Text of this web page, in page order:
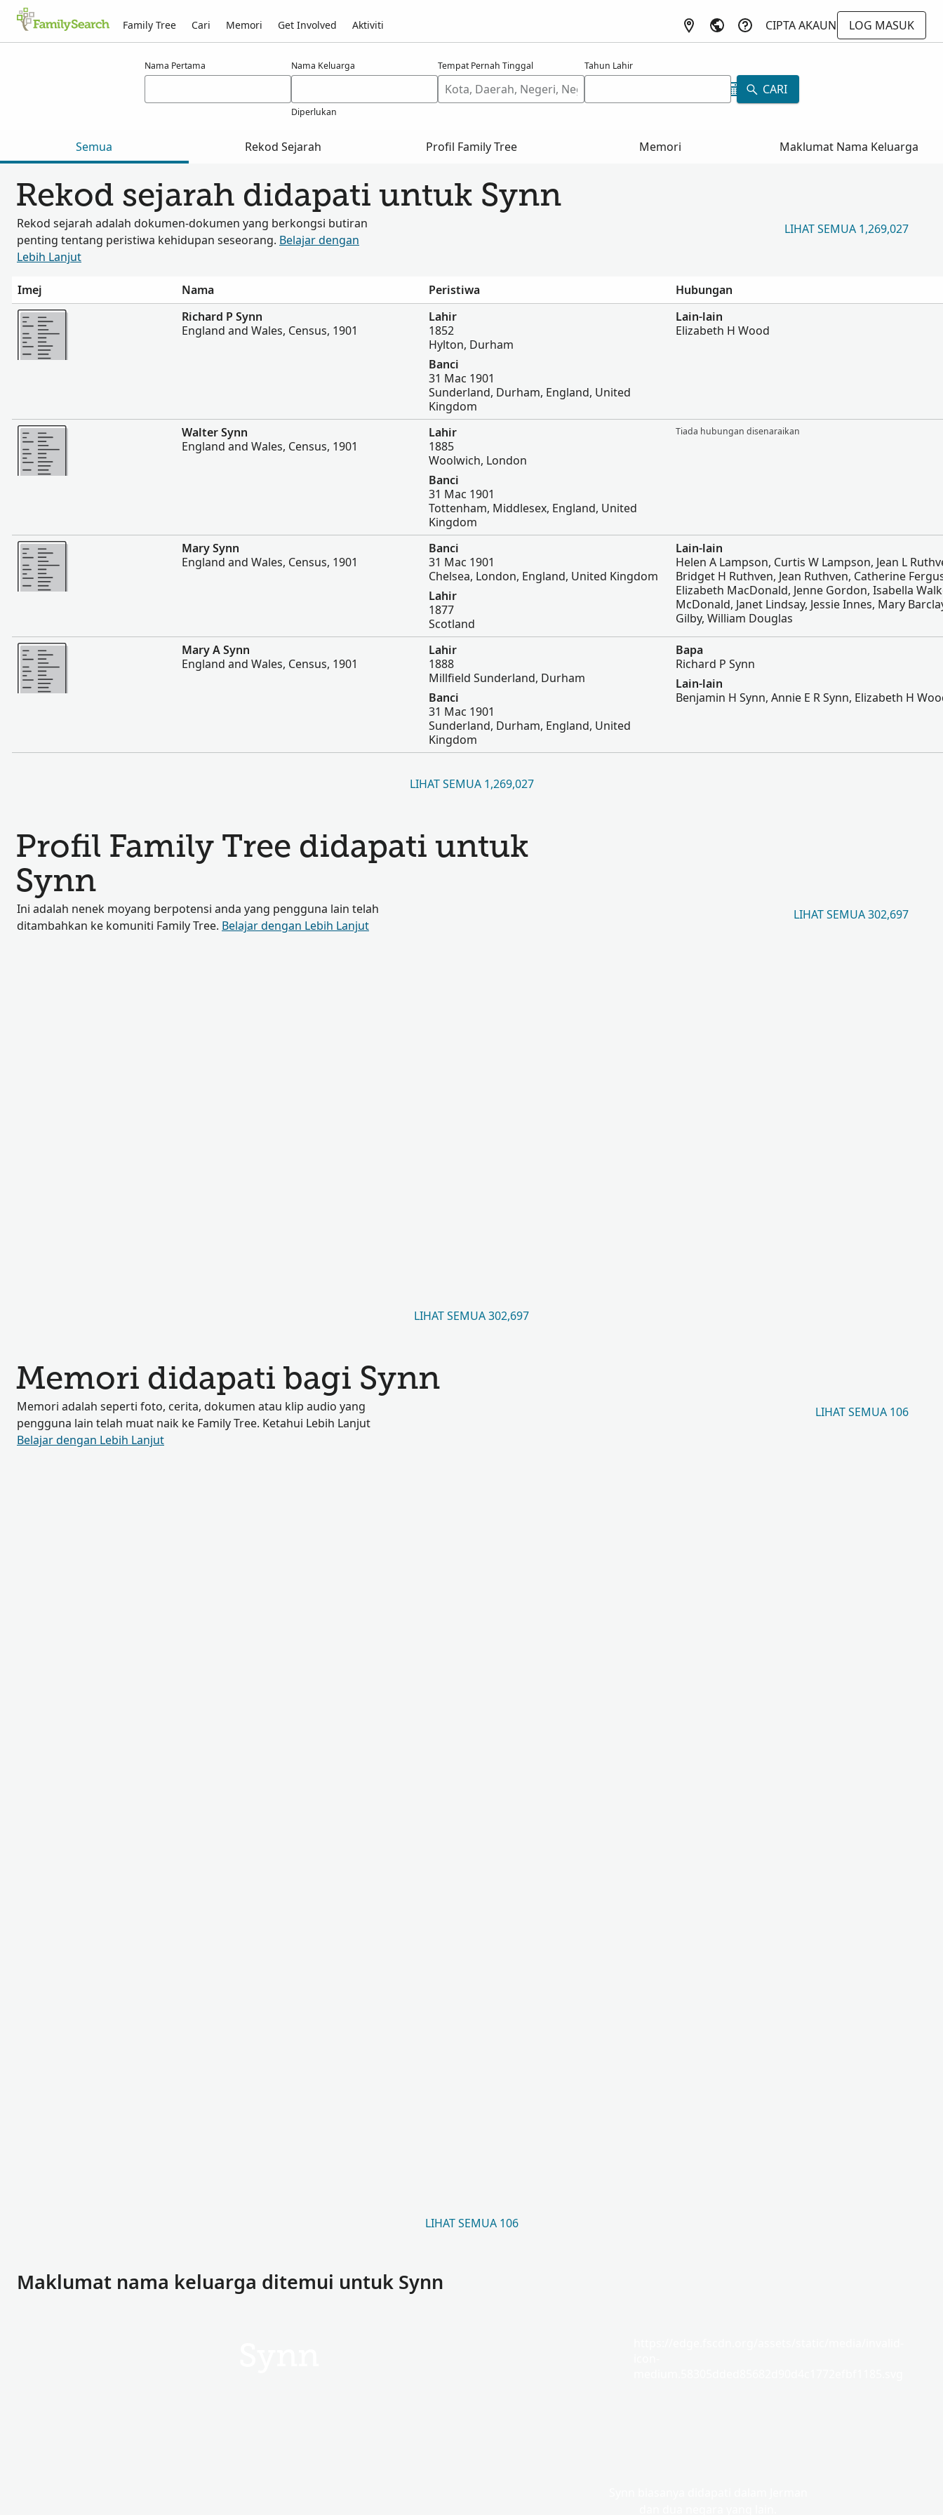
Family Tree Cari Memori Get Involved Aktiviti CIPTA AKAUN
LOG MASUK
Nama Pertama Nama Keluarga
Diperlukan
Tempat Pernah Tinggal Tahun Lahir
CARI
Semua Rekod Sejarah Profil Family Tree Memori Maklumat Nama Keluarga
Rekod sejarah didapati untuk Synn
Rekod sejarah adalah dokumen-dokumen yang berkongsi butiran
penting tentang peristiwa kehidupan seseorang. Belajar dengan
Lebih Lanjut
LIHAT SEMUA 1,269,027
Imej Nama Peristiwa
Hubungan
Lebih
Richard P Synn
England and Wales, Census, 1901
Lahir
1852
Hylton, Durham
Banci
31 Mac 1901
Sunderland, Durham, England, United
Kingdom
Lain-lain
Elizabeth H Wood
Lebih
Walter Synn
England and Wales, Census, 1901
Lahir
1885
Woolwich, London
Banci
31 Mac 1901
Tottenham, Middlesex, England, United
Kingdom
Tiada hubungan disenaraikan
Lebih
Mary Synn
England and Wales, Census, 1901
Banci
31 Mac 1901
Chelsea, London, England, United Kingdom
Lahir
1877
Scotland
Lain-lain
Helen A Lampson, Curtis W Lampson, Jean L
Bridget H Ruthven, Jean Ruthven, Catherine
Elizabeth MacDonald, Jenne Gordon, Isabella
McDonald, Janet Lindsay, Jessie Innes, Mary
Gilby, William Douglas
Lebih
Mary A Synn
England and Wales, Census, 1901
Lahir
1888
Millfield Sunderland, Durham
Banci
31 Mac 1901
Sunderland, Durham, England, United
Kingdom
Bapa
Richard P Synn
Lain-lain
Benjamin H Synn, Annie E R Synn, Elizabeth H
LIHAT SEMUA 1,269,027
Profil Family Tree didapati untuk
Synn
Ini adalah nenek moyang berpotensi anda yang pengguna lain telah
ditambahkan ke komuniti Family Tree. Belajar dengan Lebih Lanjut
LIHAT SEMUA 302,697
LIHAT SEMUA 302,697
Memori didapati bagi Synn
Memori adalah seperti foto, cerita, dokumen atau klip audio yang
pengguna lain telah muat naik ke Family Tree. Ketahui Lebih Lanjut
Belajar dengan Lebih Lanjut
LIHAT SEMUA 106
LIHAT SEMUA 106
Maklumat nama keluarga ditemui untuk Synn